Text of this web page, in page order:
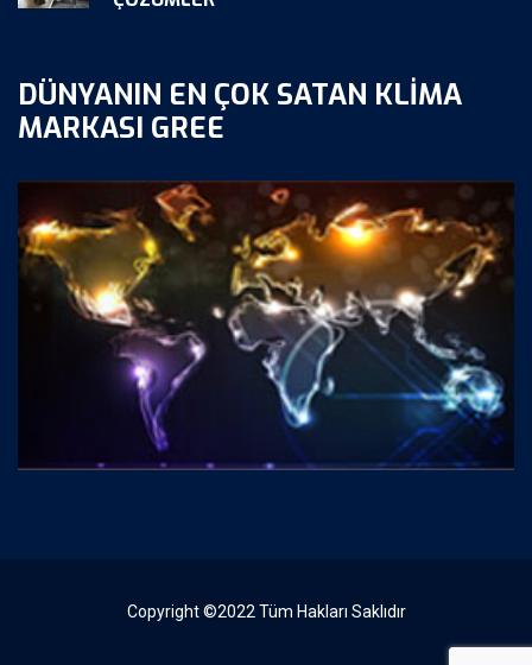
DÜNYANIN EN ÇOK SATAN KLIMA
MARKASI GREE
Copyright ©2022 Tüm Hakları Saklıdır